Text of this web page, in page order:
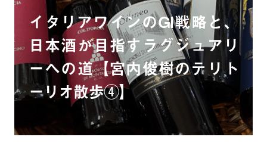
イタリアワインのGI戦略と、
日本酒が目指すラグジュアリ
ーへの道【宮内俊樹のテリト
ーリオ散歩④】